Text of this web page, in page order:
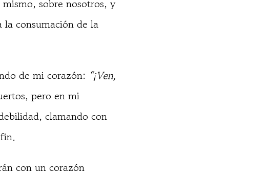
sobre nosotros, y
consumación de la
de mi corazón: “¡Ven,
pero en mi
clamando con
con un corazón